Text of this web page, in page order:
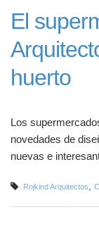
El
huerto
Los
novedades de
nuevas e
Rojkind Arquitectos,